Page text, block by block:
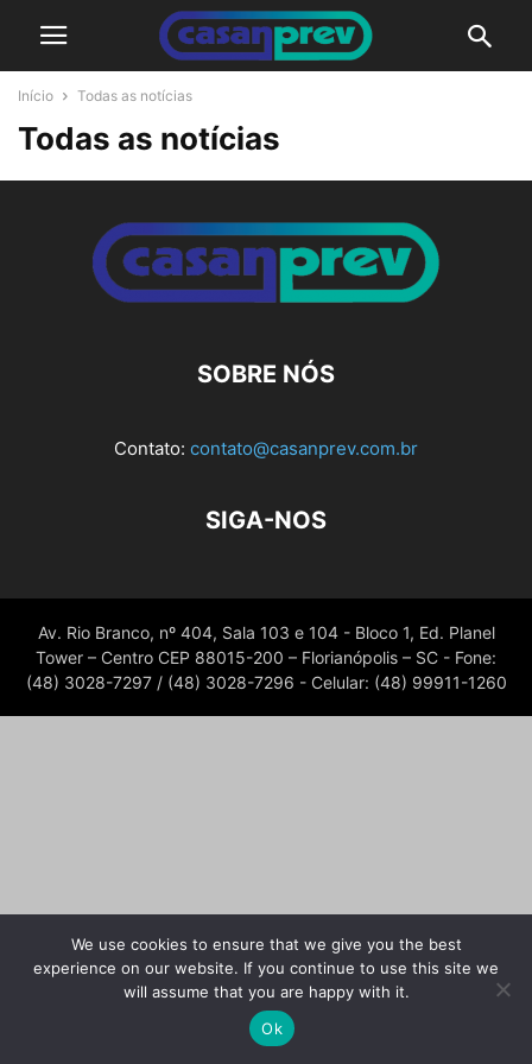
Início Todas as notícias
Todas as notícias
SOBRE NÓS
Contato: contato@casanprev.com.br
SIGA-NOS
Av. Rio Branco, nº 404, Sala 103 e 104 - Bloco 1, Ed. Planel
Tower – Centro CEP 88015-200 – Florianópolis – SC - Fone:
(48) 3028-7297 / (48) 3028-7296 - Celular: (48) 99911-1260
We use cookies to ensure that we give you the best
experience on our website. If you continue to use this site we
will assume that you are happy with it.
Ok